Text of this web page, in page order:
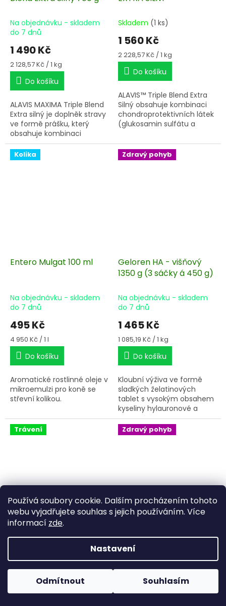
Používá soubory cookie. Dalším procházením tohoto
webu vyjadřujete souhlas s jejich používáním. Více
informací zde.
Nastavení
Odmítnout Souhlasím
Pokud u nás nenajdete konkrétní produkt, neváhejte se
ozvat. Ve většině případů jej můžeme zajistit na
Na objednávku - skladem
do 7 dnů
1 490 Kč
Měrná
cena:
2 128,57 Kč / 1 kg
Do košíku
ALAVIS MAXIMA Triple Blend
Extra silný je doplněk stravy
ve formě prášku, který
obsahuje kombinaci
chondroprotektivních látek
- glukosaminsulfátu,
chondroitinsulfátu, látky
Skladem (1 ks)
1 560 Kč
Měrná
cena:
2 228,57 Kč / 1 kg
Do košíku
ALAVIS™ Triple Blend Extra
Silný obsahuje kombinaci
chondroprotek­tivních látek
(glukosamin sulfátu a
MSM a značkových
kolagenů Collyss a
Cartidyss.
Kolika
Entero Mulgat 100 ml
Na objednávku - skladem
do 7 dnů
495 Kč
Měrná
cena:
4 950 Kč / 1 l
Do košíku
Aromatické rostlinné oleje v
mikroemulzi pro koně se
střevní kolikou.
Zdravý pohyb
Geloren HA - višňový
1350 g (3 sáčky á 450 g)
Na objednávku - skladem
do 7 dnů
1 465 Kč
Měrná
cena:
1 085,19 Kč / 1 kg
Do košíku
Kloubní výživa ve formě
sladkých želatinových
tablet s vysokým obsahem
kyseliny hylauronové a
chondroitin sulfátu. Bez
škodlivých éček a umělých
barviv.
Trávení
VitaEmote
Na objednávku - skladem
do 14 dnů
Zdravý pohyb
VitaEmote Kolagen 1 kg
Na objednávku - skladem
do 14 dnů